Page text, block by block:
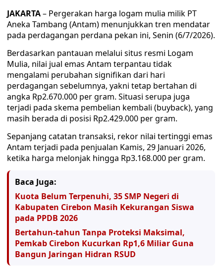
JAKARTA– Pergerakan harga logam mulia milik PT
Aneka Tambang (Antam) menunjukkan tren mendatar
pada perdagangan perdana pekan ini, Senin (6/7/2026).
Berdasarkan pantauan melalui situs resmi Logam
Mulia, nilai jual emas Antam terpantau tidak
mengalami perubahan signifikan dari hari
perdagangan sebelumnya, yakni tetap bertahan di
angka Rp2.670.000 per gram. Situasi serupa juga
terjadi pada skema pembelian kembali (buyback), yang
masih berada di posisi Rp2.429.000 per gram.
Sepanjang catatan transaksi, rekor nilai tertinggi emas
Antam terjadi pada penjualan Kamis, 29 Januari 2026,
ketika harga melonjak hingga Rp3.168.000 per gram.
Baca Juga:
Kuota Belum Terpenuhi, 35 SMP Negeri di
Kabupaten Cirebon Masih Kekurangan Siswa
pada PPDB 2026
Bertahun-tahun Tanpa Proteksi Maksimal,
Pemkab Cirebon Kucurkan Rp1,6 Miliar Guna
Bangun Jaringan Hidran RSUD